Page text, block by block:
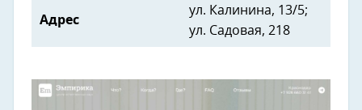
Адрес
ул. Калинина, 13/5;
ул. Садовая, 218